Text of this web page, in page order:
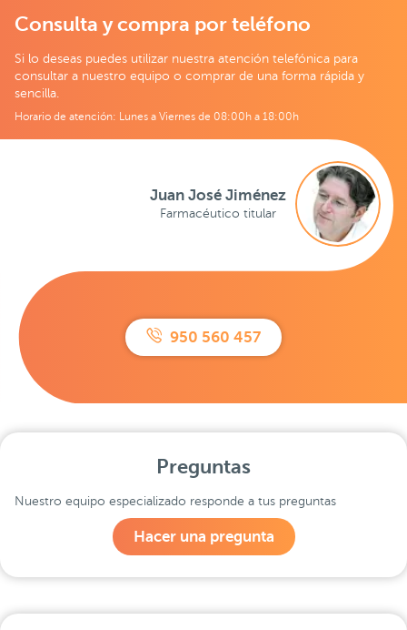
Consulta y compra por teléfono
Si lo deseas puedes utilizar nuestra atención telefónica para
consultar a nuestro equipo o comprar de una forma rápida y
sencilla.
Horario de atención: Lunes a Viernes de 08:00h a 18:00h
950 560 457
Juan José Jiménez
Farmacéutico titular
Preguntas
Nuestro equipo especializado responde a tus preguntas
Hacer una pregunta